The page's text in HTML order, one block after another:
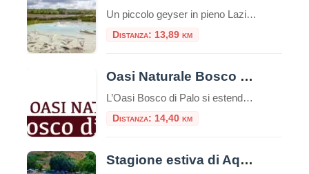
Un piccolo geyser in pieno Lazio La “callara” è il nome che viene dato, nel dialetto di queste zone a nord di Roma, alla Caldara di Manziana. Terra vulcanica, come ci ricordano anche le vicine solfatare della Macchia Grande e di Monterano e terra dell’antico vulcano Sabatino di cui restano testimonianza le terme di Stigliano, […]
Distanza: 13,89 km
Oasi Naturale Bosco di Palo
L’Oasi Bosco di Palo si estende per circa 120 ettari nel comune di Ladispoli, in provincia di Roma, a pochi passi dal Mar Tirreno. È un raro esempio di bosco planiziale costiero che conserva ancora le caratteristiche originarie della vegetazione mediterranea, oggi quasi del tutto scomparsa lungo le coste italiane. Storia e tutela Fondata nel […]
Distanza: 14,40 km
Stagione estiva di Aquafelix